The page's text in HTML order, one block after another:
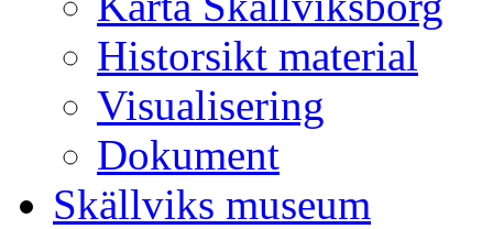
Historsikt material
Visualisering
Dokument
Skällviks museum